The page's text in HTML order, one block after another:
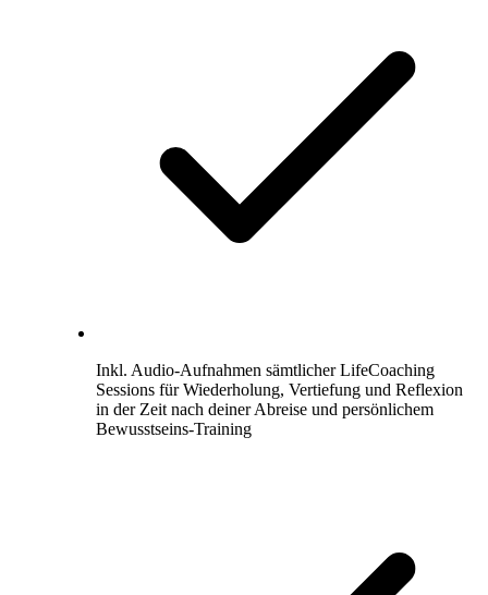
Inkl. Audio-Aufnahmen sämtlicher LifeCoaching
Sessions für Wiederholung, Vertiefung und Reflexion
in der Zeit nach deiner Abreise und persönlichem
Bewusstseins-Training